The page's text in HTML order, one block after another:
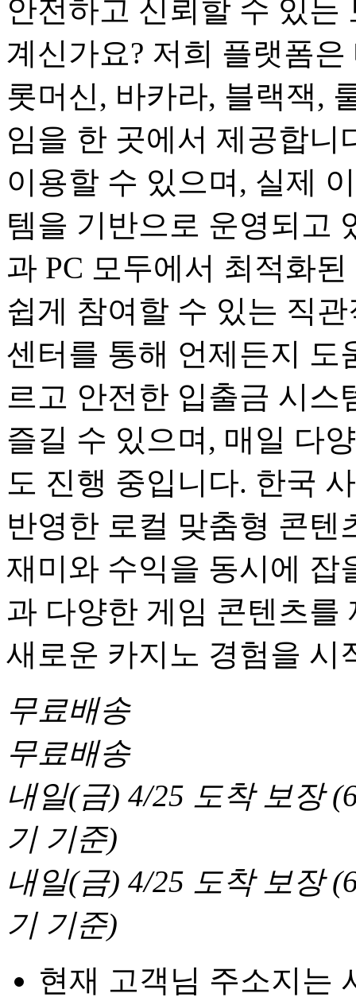
안전하고 신뢰할 수 있는
계신가요? 저희 플랫폼
롯머신, 바카라, 블랙잭,
임을 한 곳에서 제공합니
이용할 수 있으며, 실제
템을 기반으로 운영되고
과 PC 모두에서 최적화
쉽게 참여할 수 있는 직
센터를 통해 언제든지 도
르고 안전한 입출금 시스
즐길 수 있으며, 매일 다
도 진행 중입니다. 한국
반영한 로컬 맞춤형 콘텐
재미와 수익을 동시에 잡
과 다양한 게임 콘텐츠를
새로운 카지노 경험을 시
무료배송
무료배송
내일(금) 4/25 도착 보장(
기 기준)
내일(금) 4/25 도착 보장(
기 기준)
현재 고객님 주소지는